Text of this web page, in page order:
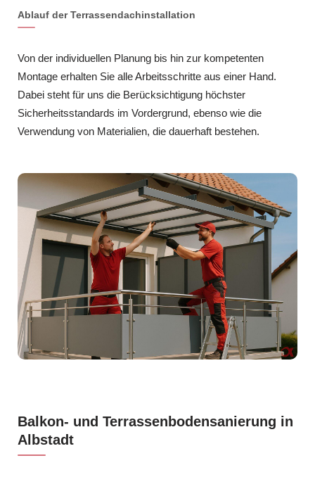
Ablauf der Terrassendachinstallation
Von der individuellen Planung bis hin zur kompetenten
Montage erhalten Sie alle Arbeitsschritte aus einer Hand.
Dabei steht für uns die Berücksichtigung höchster
Sicherheitsstandards im Vordergrund, ebenso wie die
Verwendung von Materialien, die dauerhaft bestehen.
Balkon- und Terrassenbodensanierung in
Albstadt